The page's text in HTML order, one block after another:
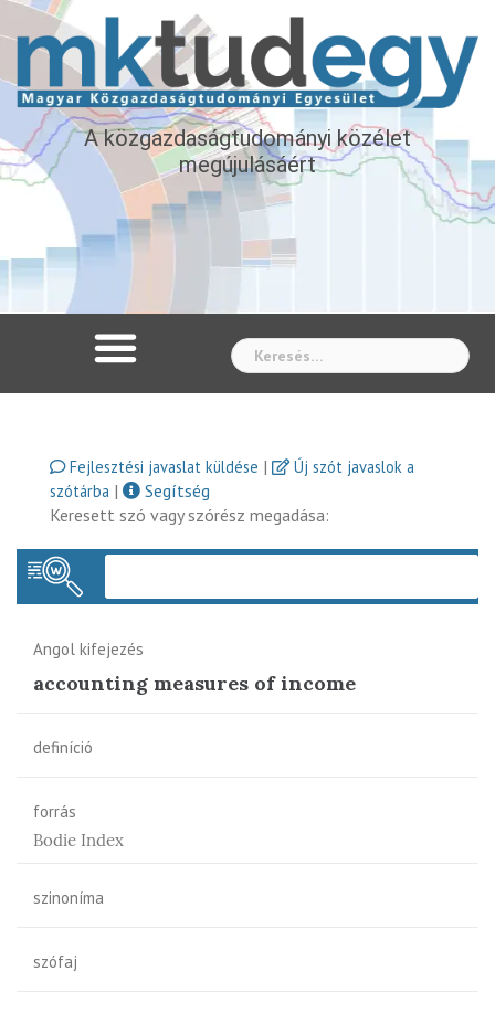
A közgazdaságtudományi közélet
megújulásáért
Fejlesztési javaslat küldése |
Új szót javaslok a
szótárba |
Segítség
Keresett szó vagy szórész megadása:
Angol kifejezés
accounting measures of income
definíció
forrás
Bodie Index
szinoníma
szófaj